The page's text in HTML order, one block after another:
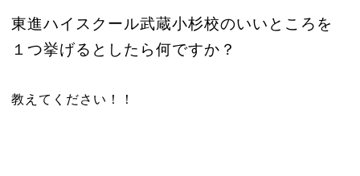
東進ハイスクール武蔵小杉校のいいところを
１つ挙げるとしたら何ですか？
教えてください！！